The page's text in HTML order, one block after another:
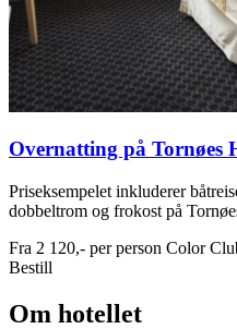
Overnatting på Tornøes
Priseksempelet inkluderer
dobbeltrom og frokost på
Fra 2 120,- per person Color
Bestill
Om hotellet